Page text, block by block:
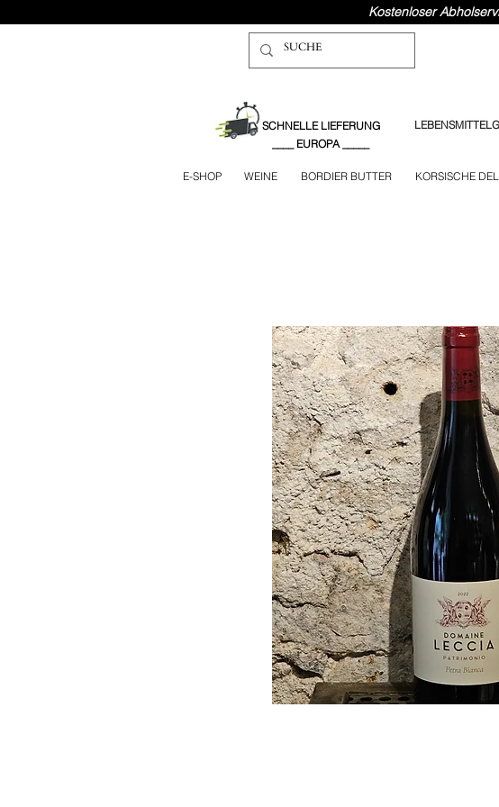
Kostenloser
SCHNELLE LIEFERUNG
____ EUROPA _____
E-SHOP WEINE BORDIER BUTTER KORSISCHE